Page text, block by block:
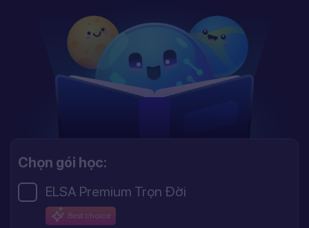
Chọn gói học:
ELSA Premium Trọn Đời
Best choice